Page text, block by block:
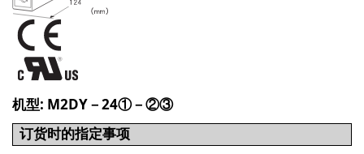
机型: M2DY－24①－②③
订货时的指定事项